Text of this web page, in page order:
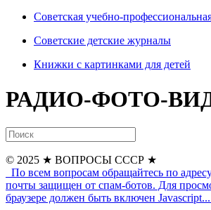
Советская учебно-
Советские детские журналы
Книжки с картинками для детей
РАДИО-ФОТО-
© 2025 ★ ВОПРОСЫ СССР ★
По всем вопросам обращайтесь по
почты защищен от спам-ботов. Для
браузере должен быть включен Javascript.